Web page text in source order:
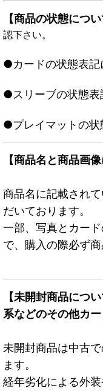
【商品の状態につい
認下さい。
●カードの状態表記
●スリーブの状態表
●プレイマットの状
【商品名と商品画像
商品名に記載され
だいております。
一部、写真とカー
で、購入の際必ず
【未開封商品につ
系などのその他カー
未開封商品は中古
ます。
経年劣化による外